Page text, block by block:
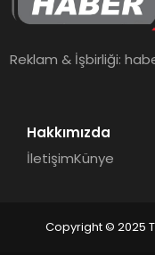
Reklam & İşbirliği:
Hakkımızda
İletişimKünye
Copyright © 2025